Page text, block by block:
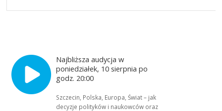
Najbliższa audycja w
poniedziałek, 10 sierpnia po
godz. 20:00
Szczecin, Polska, Europa, Świat – jak
decyzje polityków i naukowców oraz